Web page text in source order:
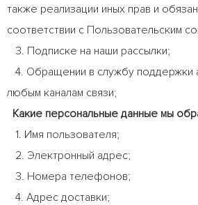
также реализации иных прав и
соответствии с Пользовательским
3. Подписке на наши рассылки;
4. Обращении в службу поддержки
любым каналам связи;
Какие персональные данные мы
1. Имя пользователя;
2. Электронный адрес;
3. Номера телефонов;
4. Адрес доставки;